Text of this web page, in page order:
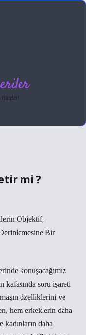
fikirler!
mi ?
Objektif,
Bir
konuşacağımız
kafasında soru işareti
özelliklerini ve
hem erkeklerin daha
kadınların daha